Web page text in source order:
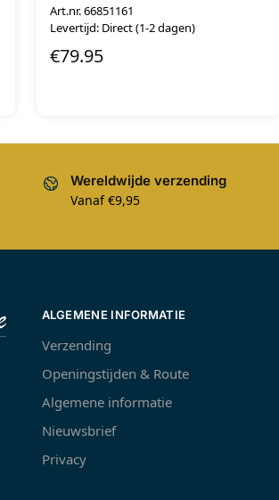
Art.nr. 66851161
Levertijd: Direct (1-2 dagen)
€79.95
Wereldwijde verzending
Vanaf €9,95
ALGEMENE INFORMATIE
Verzending
Openingstijden & Route
Algemene informatie
Nieuwsbrief
Privacy